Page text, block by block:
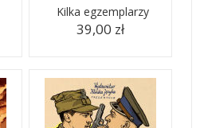
Kilka egzemplarzy
39,00 zł